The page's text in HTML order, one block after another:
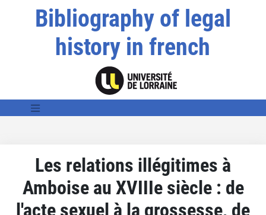
Bibliography of legal
history in french
Les relations illégitimes à
Amboise au XVIIIe siècle : de
l'acte sexuel à la grossesse, de